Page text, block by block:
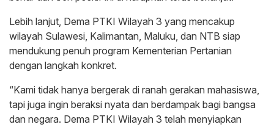
Lebih lanjut, Dema PTKI Wilayah 3 yang mencakup
wilayah Sulawesi, Kalimantan, Maluku, dan NTB siap
mendukung penuh program Kementerian Pertanian
dengan langkah konkret.
“Kami tidak hanya bergerak di ranah gerakan mahasiswa,
tapi juga ingin beraksi nyata dan berdampak bagi bangsa
dan negara. Dema PTKI Wilayah 3 telah menyiapkan